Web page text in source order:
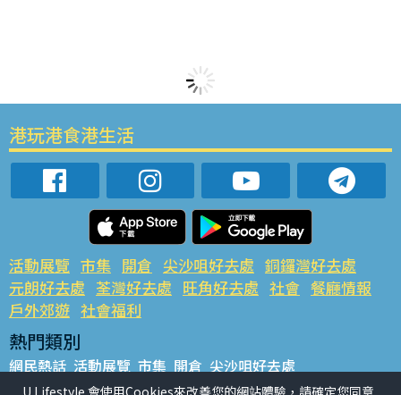
港玩港食港生活
活動展覽 市集 開倉 尖沙咀好去處 銅鑼灣好去處
元朗好去處 荃灣好去處 旺角好去處 社會 餐廳情報
戶外郊遊 社會福利
熱門類別
網民熱話 活動展覽 市集 開倉 尖沙咀好去處
銅鑼灣好去處 元朗好去處 荃灣好去處 旺角好去處 社會
U Lifestyle 會使用Cookies來改善您的網站體驗，請確定您同意